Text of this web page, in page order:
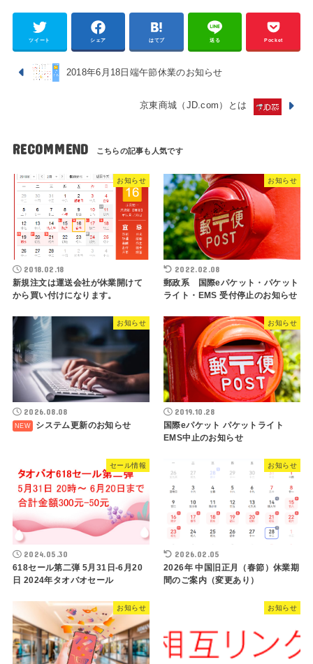
ツイート シェア はてブ 送る Pocket
2018年6月18日端午節休業のお知らせ
京東商城（JD.com）とは
RECOMMEND
お知らせ
2018.02.18
新規注文は運送会社が休業開けて
から買い付けになります。
お知らせ
2022.02.08
郵政系 国際eパケット・パケット
ライト・EMS 受付停止のお知らせ
お知らせ
2026.08.08
システム更新のお知らせ
お知らせ
2019.10.28
国際eパケット パケットライト
EMS中止のお知らせ
セール情報
2024.05.30
618セール第二弾 5月31日-6月20
日 2024年タオバオセール
お知らせ
2026.02.05
2026年 中国旧正月（春節）休業期
間のご案内（変更あり）
お知らせ お知らせ